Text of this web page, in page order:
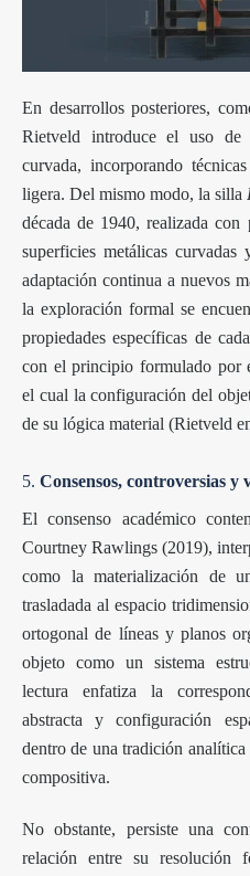
En desarrollos posteriores,
Rietveld introduce el uso de
curvada, incorporando
ligera. Del mismo modo, la silla
década de 1940, realizada
superficies metálicas curvadas
adaptación continua a nuevos
la exploración formal se
propiedades específicas de
con el principio formulado por
el cual la configuración del
de su lógica material (Rietveld
5. Consensos, controversias y
El consenso académico
Courtney Rawlings (2019),
como la materialización de
trasladada al espacio
ortogonal de líneas y planos
objeto como un sistema
lectura enfatiza la
abstracta y configuración
dentro de una tradición
compositiva.
No obstante, persiste una
relación entre su resolución